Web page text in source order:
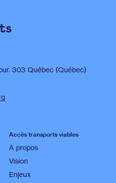
303 Québec (Québec)
Accès transports viables
À propos
Vision
Enjeux